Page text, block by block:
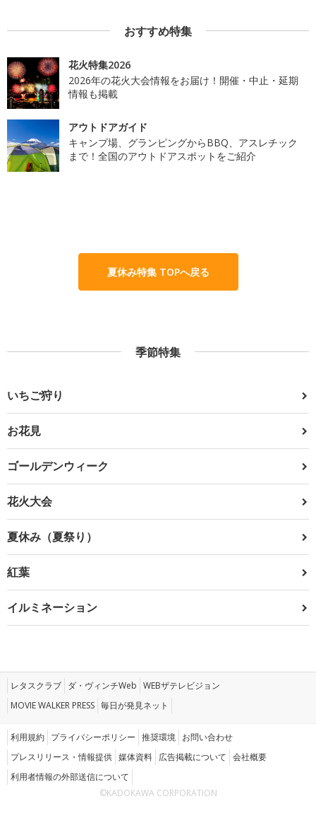
おすすめ特集
花火特集2026
2026年の花火大会情報をお届け！開催・中止・延期
情報も掲載
アウトドアガイド
キャンプ場、グランピングからBBQ、アスレチック
まで！全国のアウトドアスポットをご紹介
夏休み特集 TOPへ戻る
季節特集
いちご狩り
お花見
ゴールデンウィーク
花火大会
夏休み（夏祭り）
紅葉
イルミネーション
レタスクラブ ダ・ヴィンチWeb WEBザテレビジョン
MOVIE WALKER PRESS 毎日が発見ネット
利用規約 プライバシーポリシー 推奨環境 お問い合わせ
プレスリリース・情報提供 媒体資料 広告掲載について 会社概要
利用者情報の外部送信について
©KADOKAWA CORPORATION